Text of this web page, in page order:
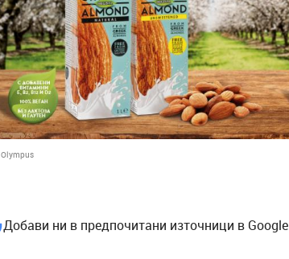
Olympus
Добави ни в предпочитани източници в Google